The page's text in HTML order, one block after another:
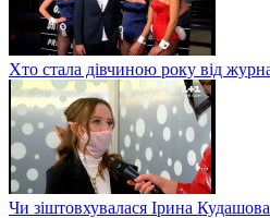
Хто стала дівчиною року від
Чи зіштовхувалася Ірина